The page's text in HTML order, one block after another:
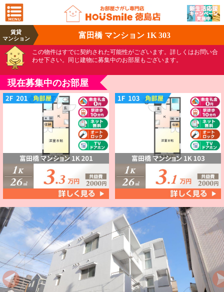
賃貸
マンション
富田橋 マンション 1K 303
この物件はすでに契約された可能性がございます。詳しくはお問い合
わせ下さい。同じ建物に募集中のお部屋もございます。
現在募集中のお部屋